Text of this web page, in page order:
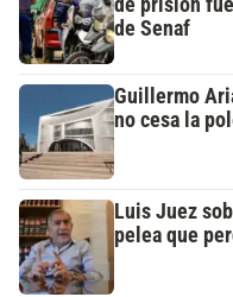
de Senaf
Guillermo
no cesa la
Luis Juez
pelea que